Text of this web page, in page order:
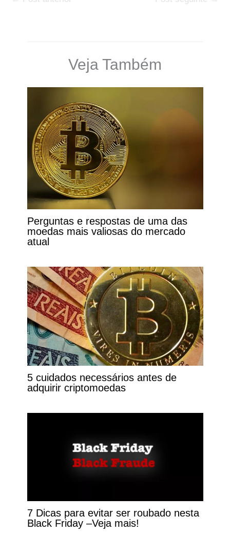
Veja Também
Perguntas e respostas de uma das
moedas mais valiosas do mercado
atual
5 cuidados necessários antes de
adquirir criptomoedas
7 Dicas para evitar ser roubado nesta
Black Friday –Veja mais!